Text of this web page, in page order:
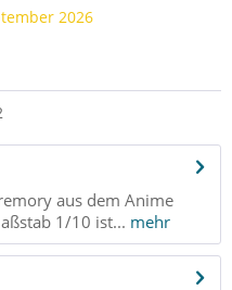
2026
aus dem Anime
1/10 ist... mehr